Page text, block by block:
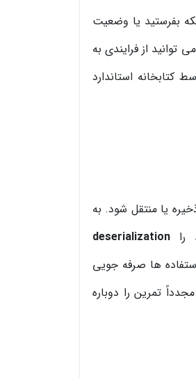
بفرستید یا وضعیت
از فرایندی به
کتابخانه استاندارد
یا منتقل شود. به
deserialization
ها صرفه جویی
تمرین را دوباره